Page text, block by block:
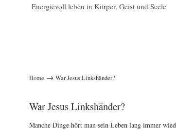
Energievoll leben in Körper, Geist und Seele
Home →War Jesus Linkshänder?
War Jesus Linkshänder?
Manche Dinge hört man sein Leben lang immer